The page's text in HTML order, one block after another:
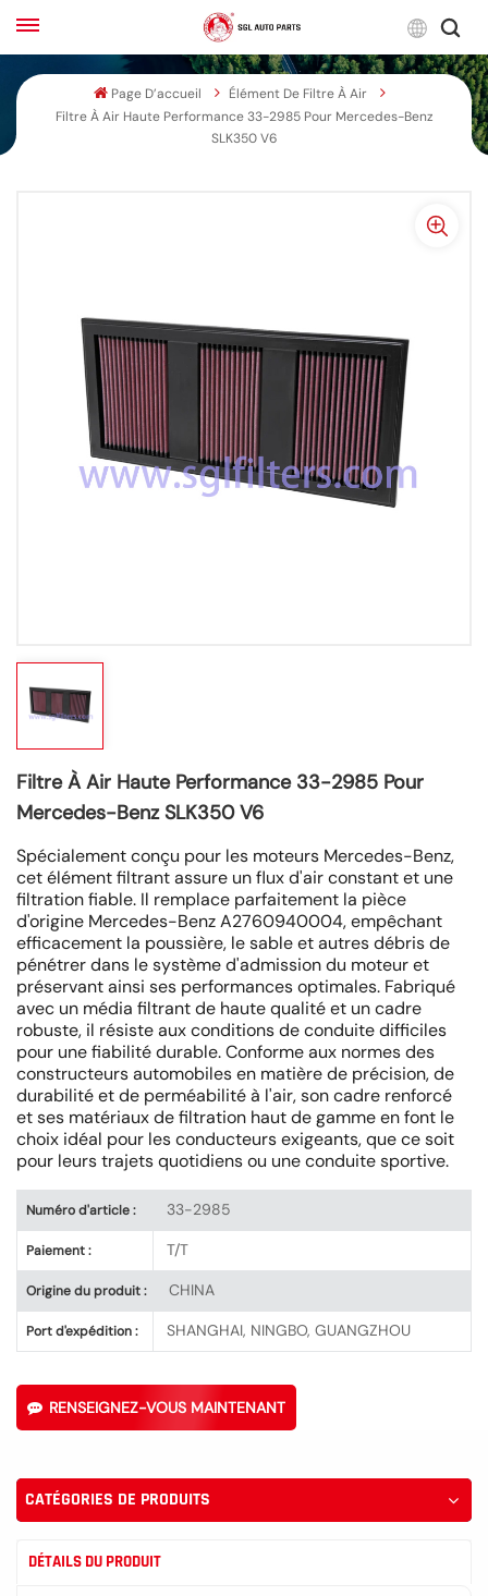
español
한국어
Page D’accueil
Élément De Filtre À Air
Filtre À Air Haute Performance 33-2985 Pour Mercedes-Benz
SLK350 V6
Filtre À Air Haute Performance 33-2985 Pour
Mercedes-Benz SLK350 V6
Spécialement conçu pour les moteurs Mercedes-Benz,
cet élément filtrant assure un flux d'air constant et une
filtration fiable. Il remplace parfaitement la pièce
d'origine Mercedes-Benz A2760940004, empêchant
efficacement la poussière, le sable et autres débris de
pénétrer dans le système d'admission du moteur et
préservant ainsi ses performances optimales. Fabriqué
avec un média filtrant de haute qualité et un cadre
robuste, il résiste aux conditions de conduite difficiles
pour une fiabilité durable. Conforme aux normes des
constructeurs automobiles en matière de précision, de
durabilité et de perméabilité à l'air, son cadre renforcé
et ses matériaux de filtration haut de gamme en font le
choix idéal pour les conducteurs exigeants, que ce soit
pour leurs trajets quotidiens ou une conduite sportive.
Numéro d'article : 33-2985
Paiement : T/T
Origine du produit : CHINA
Port d'expédition : SHANGHAI, NINGBO, GUANGZHOU
RENSEIGNEZ-VOUS MAINTENANT
CATÉGORIES DE PRODUITS
DÉTAILS DU PRODUIT